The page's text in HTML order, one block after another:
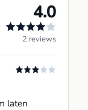
4.0
2 reviews
laten